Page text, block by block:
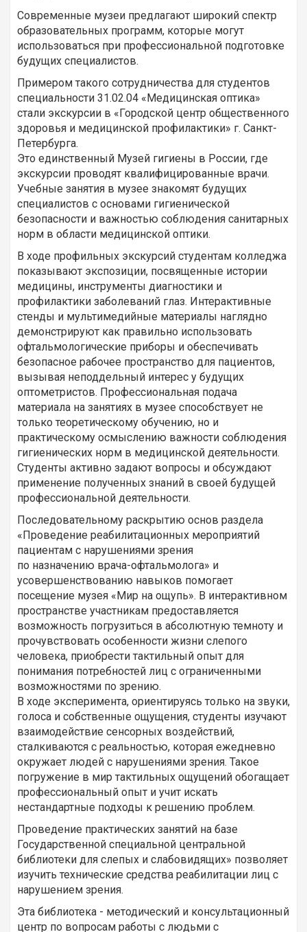
Современные музеи предлагают широкий спектр
образовательных программ, которые могут
использоваться при профессиональной подготовке
будущих специалистов.
Примером такого сотрудничества для студентов
специальности 31.02.04 «Медицинская оптика»
стали экскурсии в «Городской центр общественного
здоровья и медицинской профилактики» г. Санкт-
Петербурга.
Это единственный Музей гигиены в России, где
экскурсии проводят квалифицированные врачи.
Учебные занятия в музее знакомят будущих
специалистов с основами гигиенической
безопасности и важностью соблюдения санитарных
норм в области медицинской оптики.
В ходе профильных экскурсий студентам колледжа
показывают экспозиции, посвященные истории
медицины, инструменты диагностики и
профилактики заболеваний глаз. Интерактивные
стенды и мультимедийные материалы наглядно
демонстрируют как правильно использовать
офтальмологические приборы и обеспечивать
безопасное рабочее пространство для пациентов,
вызывая неподдельный интерес у будущих
оптометристов. Профессиональная подача
материала на занятиях в музее способствует не
только теоретическому обучению, но и
практическому осмыслению важности соблюдения
гигиенических норм в медицинской деятельности.
Студенты активно задают вопросы и обсуждают
применение полученных знаний в своей будущей
профессиональной деятельности.
Последовательному раскрытию основ раздела
«Проведение реабилитационных мероприятий
пациентам с нарушениями зрения
по назначению врача-офтальмолога» и
усовершенствованию навыков помогает
посещение музея «Мир на ощупь». В интерактивном
пространстве участникам предоставляется
возможность погрузиться в абсолютную темноту и
прочувствовать особенности жизни слепого
человека, приобрести тактильный опыт для
понимания потребностей лиц с ограниченными
возможностями по зрению.
В ходе эксперимента, ориентируясь только на звуки,
голоса и собственные ощущения, студенты изучают
взаимодействие сенсорных воздействий,
сталкиваются с реальностью, которая ежедневно
окружает людей с нарушениями зрения. Такое
погружение в мир тактильных ощущений обогащает
профессиональный опыт и учит искать
нестандартные подходы к решению проблем.
Проведение практических занятий на базе
Государственной специальной центральной
библиотеки для слепых и слабовидящих» позволяет
изучить технические средства реабилитации лиц с
нарушением зрения.
Эта библиотека - методический и консультационный
центр по вопросам работы с людьми с